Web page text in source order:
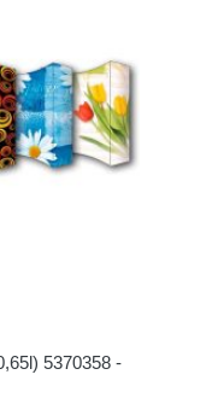
5370358 -